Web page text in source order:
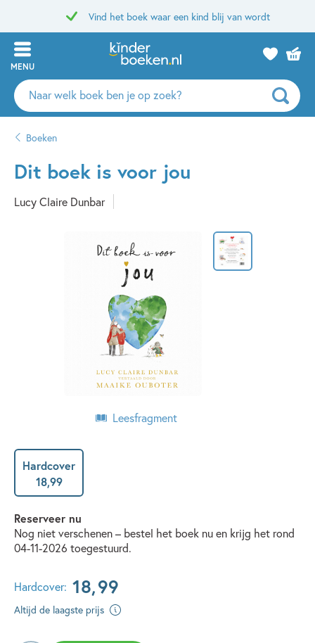
Vind het boek waar een kind blij van wordt
MENU
Zoeken
naar
auteurs
uitgevers
Boeken
Dit boek is voor jou
Lucy Claire Dunbar
Leesfragment
Hardcover
18,99
Reserveer nu
Nog niet verschenen – bestel het boek nu en krijg het rond
04-11-2026 toegestuurd.
Hardcover: 18,99
Altijd de laagste prijs